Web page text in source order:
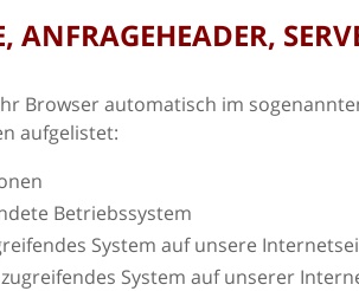
ANFRAGEHEADER,
Browser automatisch im
aufgelistet:
Betriebssystem
System auf unsere
System auf unserer